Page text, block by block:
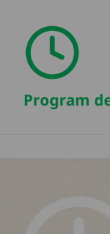
Program